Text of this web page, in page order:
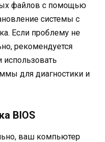
файлов с помощью
системы с
Если проблему не
рекомендуется
использовать
для диагностики и
BIOS
ваш компьютер